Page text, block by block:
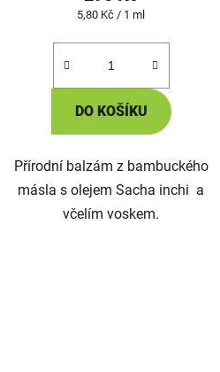
Měrná
5,80 Kč / 1 ml
DO KOŠÍKU
Přírodní balzám z bambuckého
másla s olejem Sacha inchi a
včelím voskem.